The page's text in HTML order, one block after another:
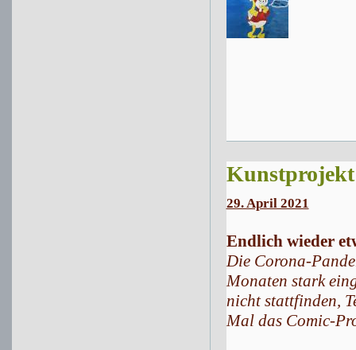
Kunstprojekt
29. April 2021
Endlich wieder
Die Corona-
Monaten stark
nicht stattfinden,
Mal das Comic-